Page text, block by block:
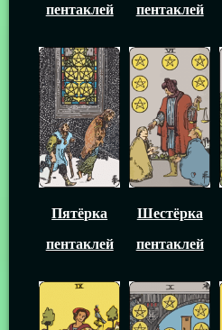
пентаклей
пентаклей
Пятёрка
пентаклей
Шестёрка
пентаклей